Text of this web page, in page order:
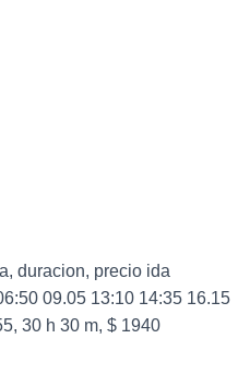
duracion, precio ida
09.05 13:10 14:35 16.15
30 h 30 m, $ 1940